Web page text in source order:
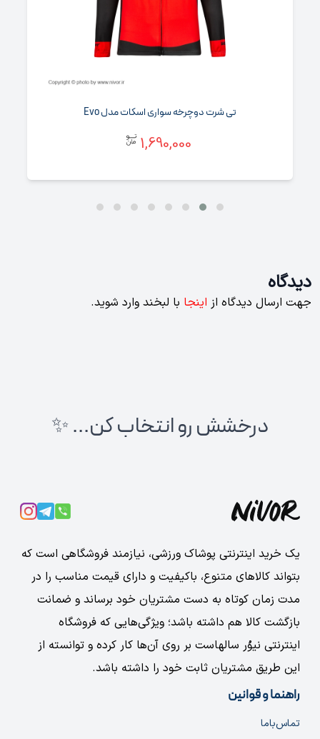
تی شرت دوچرخه سواری اسکات مدل Evo
1,690,000
دیدگاه
جهت ارسال دیدگاه از اینجا با لبخند وارد شوید.
درخشش رو انتخاب کن... ✨
یک خرید اینترنتی پوشاک ورزشی، نیازمند فروشگاهی است که
بتواند کالاهای متنوع، باکیفیت و دارای قیمت مناسب را در
مدت زمان کوتاه به دست مشتریان خود برساند و ضمانت
بازگشت کالا هم داشته باشد؛ ویژگی‌هایی که فروشگاه
اینترنتی نیوُر سالهاست بر روی آن‌ها کار کرده و توانسته از
این طریق مشتریان ثابت خود را داشته باشد.
راهنما و قوانین
تماس‌با‌ما